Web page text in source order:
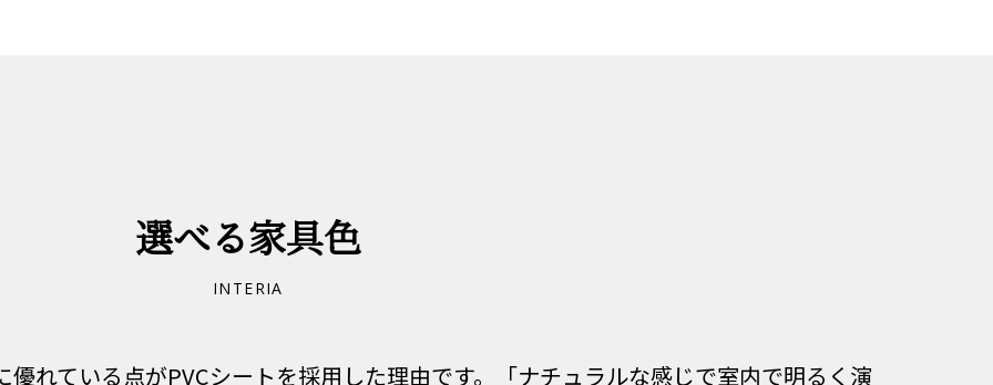
選べる家具色
INTERIA
れている点がPVCシートを採用した理由です。「ナチュラルな感じで室内で明るく演